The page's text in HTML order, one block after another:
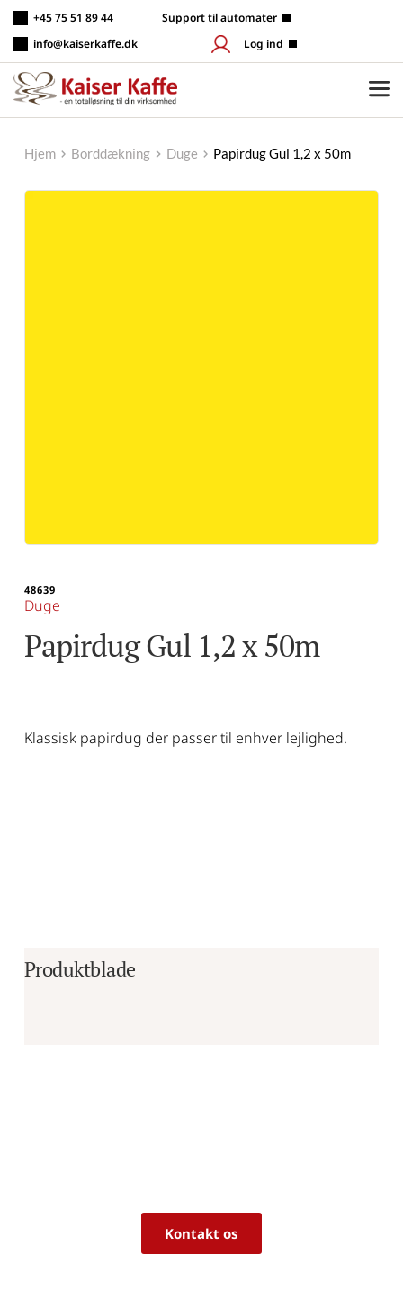
indhold
+45 75 51 89 44
info@kaiserkaffe.dk
Support til automater
Log ind
Hjem Borddækning Duge Papirdug Gul 1,2 x 50m
48639
Duge
Papirdug Gul 1,2 x 50m
Klassisk papirdug der passer til enhver lejlighed.
Produktblade
Kontakt os